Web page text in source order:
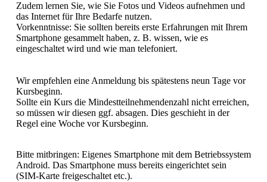
Zudem lernen Sie, wie Sie Fotos und Videos aufnehmen und
das Internet für Ihre Bedarfe nutzen.
Vorkenntnisse: Sie sollten bereits erste Erfahrungen mit Ihrem
Smartphone gesammelt haben, z. B. wissen, wie es
eingeschaltet wird und wie man telefoniert.
Wir empfehlen eine Anmeldung bis spätestens neun Tage vor
Kursbeginn.
Sollte ein Kurs die Mindestteilnehmendenzahl nicht erreichen,
so müssen wir diesen ggf. absagen. Dies geschieht in der
Regel eine Woche vor Kursbeginn.
Bitte mitbringen: Eigenes Smartphone mit dem Betriebssystem
Android. Das Smartphone muss bereits eingerichtet sein
(SIM-Karte freigeschaltet etc.).